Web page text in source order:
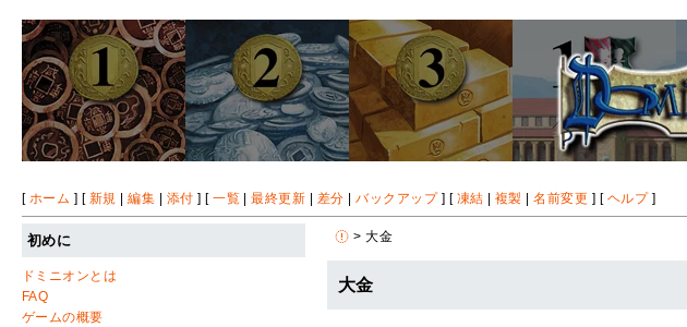
[ ホーム ] [ 新規 |編集 | 添付 ] [一覧 |最終更新 | 差分 |バックアップ] [ 凍結 | 複製 |名前変更 ] [ ヘルプ]
> 大金
大金
初めに
ドミニオンとは
FAQ
ゲームの概要